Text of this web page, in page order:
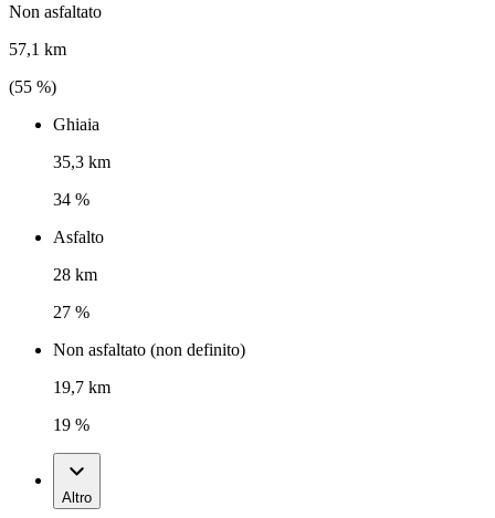
Non asfaltato
57,1 km
(55 %)
Ghiaia
35,3 km
34 %
Asfalto
28 km
27 %
Non asfaltato (non definito)
19,7 km
19 %
Altro